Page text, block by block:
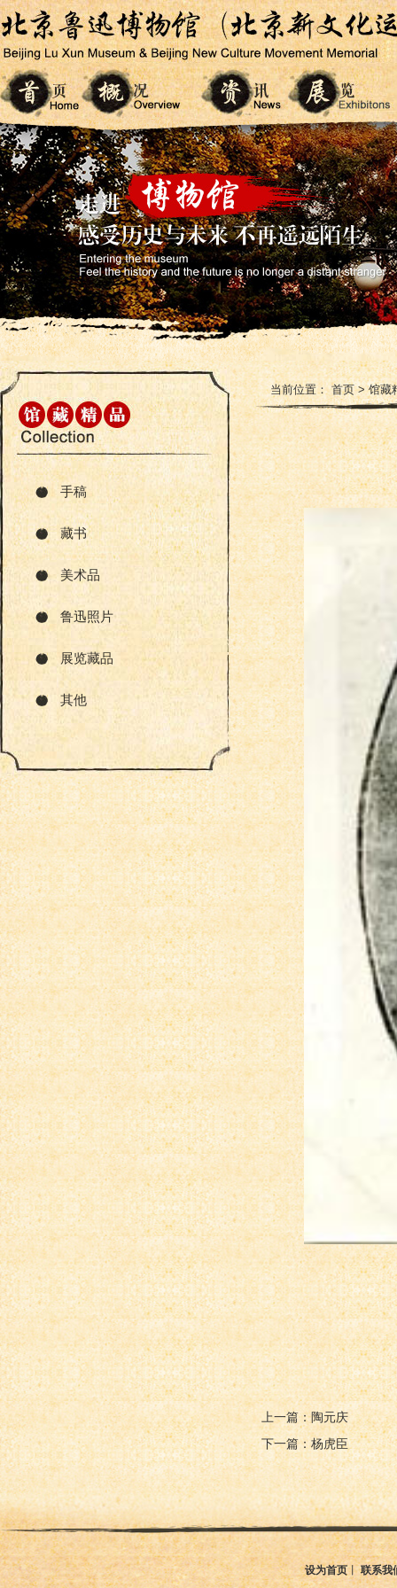
手稿
藏书
美术品
鲁迅照片
展览藏品
其他
当前位置：首页>馆藏
上一篇：陶元庆
下一篇：杨虎臣
设为首页丨联系我